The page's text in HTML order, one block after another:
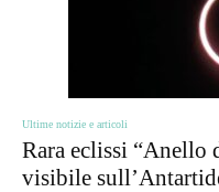
Ultime notizie e articoli
Rara eclissi “Anello
visibile